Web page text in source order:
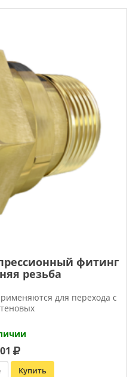
фитинг
резьба
для перехода с
Купить